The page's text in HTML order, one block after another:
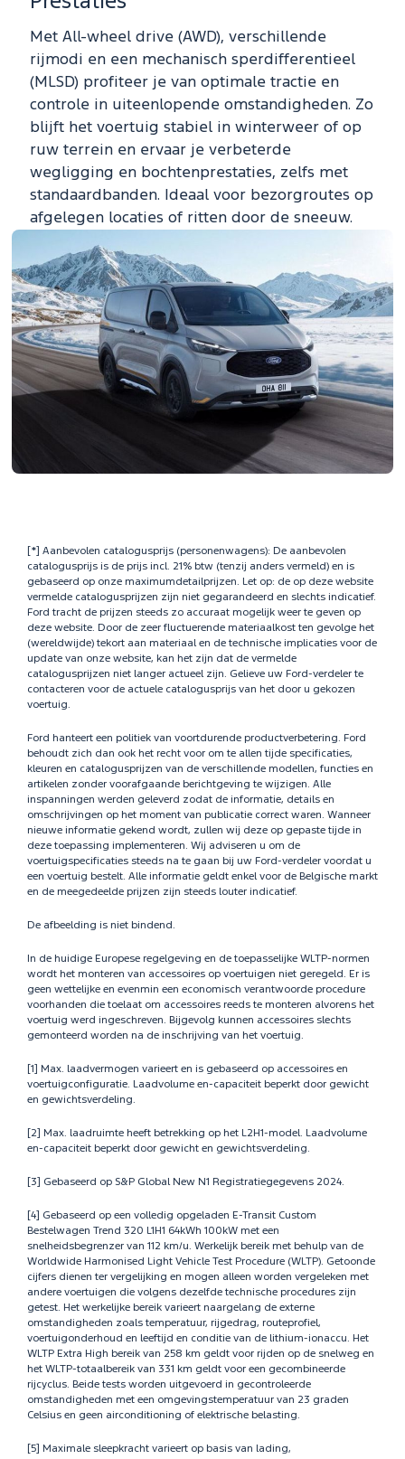
Met All-wheel drive (AWD), verschillende
rijmodi en een mechanisch sperdifferentieel
(MLSD) profiteer je van optimale tractie en
controle in uiteenlopende omstandigheden. Zo
blijft het voertuig stabiel in winterweer of op
ruw terrein en ervaar je verbeterde
wegligging en bochtenprestaties, zelfs met
standaardbanden. Ideaal voor bezorgroutes op
afgelegen locaties of ritten door de sneeuw.
[*] Aanbevolen catalogusprijs (personenwagens): De aanbevolen
catalogusprijs is de prijs incl. 21% btw (tenzij anders vermeld) en is
gebaseerd op onze maximumdetailprijzen. Let op: de op deze website
vermelde catalogusprijzen zijn niet gegarandeerd en slechts indicatief.
Ford tracht de prijzen steeds zo accuraat mogelijk weer te geven op
deze website. Door de zeer fluctuerende materiaalkost ten gevolge het
(wereldwijde) tekort aan materiaal en de technische implicaties voor de
update van onze website, kan het zijn dat de vermelde
catalogusprijzen niet langer actueel zijn. Gelieve uw Ford-verdeler te
contacteren voor de actuele catalogusprijs van het door u gekozen
voertuig.
Ford hanteert een politiek van voortdurende productverbetering. Ford
behoudt zich dan ook het recht voor om te allen tijde specificaties,
kleuren en catalogusprijzen van de verschillende modellen, functies en
artikelen zonder voorafgaande berichtgeving te wijzigen. Alle
inspanningen werden geleverd zodat de informatie, details en
omschrijvingen op het moment van publicatie correct waren. Wanneer
nieuwe informatie gekend wordt, zullen wij deze op gepaste tijde in
deze toepassing implementeren. Wij adviseren u om de
voertuigspecificaties steeds na te gaan bij uw Ford-verdeler voordat u
een voertuig bestelt. Alle informatie geldt enkel voor de Belgische markt
en de meegedeelde prijzen zijn steeds louter indicatief.
De afbeelding is niet bindend.
In de huidige Europese regelgeving en de toepasselijke WLTP-normen
wordt het monteren van accessoires op voertuigen niet geregeld. Er is
geen wettelijke en evenmin een economisch verantwoorde procedure
voorhanden die toelaat om accessoires reeds te monteren alvorens het
voertuig werd ingeschreven. Bijgevolg kunnen accessoires slechts
gemonteerd worden na de inschrijving van het voertuig.
[1] Max. laadvermogen varieert en is gebaseerd op accessoires en
voertuigconfiguratie. Laadvolume en-capaciteit beperkt door gewicht
en gewichtsverdeling.
[2] Max. laadruimte heeft betrekking op het L2H1-model. Laadvolume
en-capaciteit beperkt door gewicht en gewichtsverdeling.
[3] Gebaseerd op S&P Global New N1 Registratiegegevens 2024.
[4] Gebaseerd op een volledig opgeladen E-Transit Custom
Bestelwagen Trend 320 L1H1 64kWh 100kW met een
snelheidsbegrenzer van 112 km/u. Werkelijk bereik met behulp van de
Worldwide Harmonised Light Vehicle Test Procedure (WLTP). Getoonde
cijfers dienen ter vergelijking en mogen alleen worden vergeleken met
andere voertuigen die volgens dezelfde technische procedures zijn
getest. Het werkelijke bereik varieert naargelang de externe
omstandigheden zoals temperatuur, rijgedrag, routeprofiel,
voertuigonderhoud en leeftijd en conditie van de lithium-ionaccu. Het
WLTP Extra High bereik van 258 km geldt voor rijden op de snelweg en
het WLTP-totaalbereik van 331 km geldt voor een gecombineerde
rijcyclus. Beide tests worden uitgevoerd in gecontroleerde
omstandigheden met een omgevingstemperatuur van 23 graden
Celsius en geen airconditioning of elektrische belasting.
[5] Maximale sleepkracht varieert op basis van lading,